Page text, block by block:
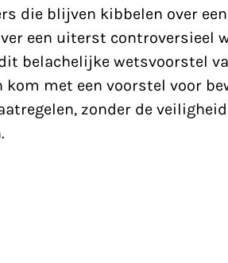
die blijven kibbelen over
een uiterst controversieel
belachelijke wetsvoorstel
kom met een voorstel voor
zonder de